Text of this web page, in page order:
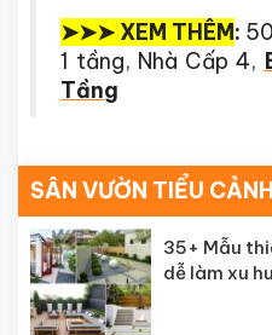
➤➤➤ XEM THÊM:
1 tầng, Nhà Cấp 4,
Tầng
SÂN VƯỜN TIỂU CẢNH
35+ Mẫu
dễ làm xu